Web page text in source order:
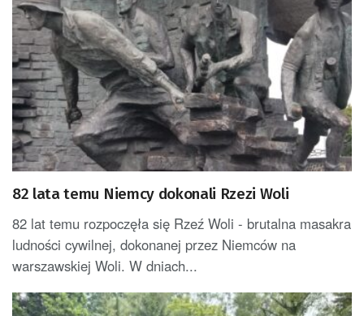
82 lata temu Niemcy dokonali Rzezi Woli
82 lat temu rozpoczęła się Rzeź Woli - brutalna masakra
ludności cywilnej, dokonanej przez Niemców na
warszawskiej Woli. W dniach...